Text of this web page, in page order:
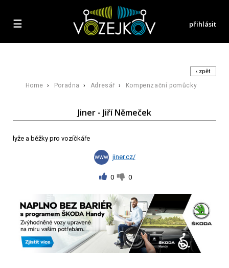
☰ přihlásit
‹ zpět
Home › Poradna › Adresář › Kompenzační pomůcky
Jiner - Jiří Němeček
lyže a běžky pro vozíčkáře
jiner.cz/
0 0